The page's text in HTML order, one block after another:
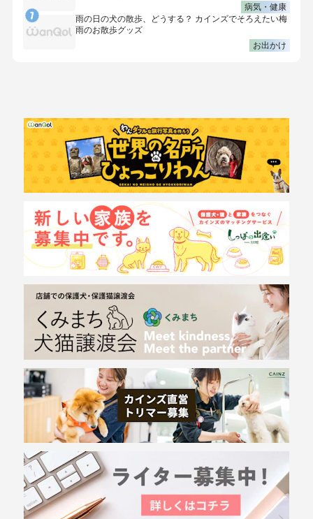
病気・健康
雨の日の犬の散歩、どうする？ カインズでそろえたい梅
雨のお散歩グッズ
お出かけ